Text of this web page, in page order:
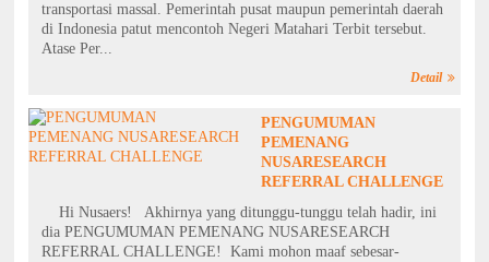
transportasi massal. Pemerintah pusat maupun pemerintah daerah
di Indonesia patut mencontoh Negeri Matahari Terbit tersebut.
Atase Per...
Detail
PENGUMUMAN
PEMENANG
NUSARESEARCH
REFERRAL CHALLENGE
Hi Nusaers! Akhirnya yang ditunggu-tunggu telah hadir, ini
dia PENGUMUMAN PEMENANG NUSARESEARCH
REFERRAL CHALLENGE! Kami mohon maaf sebesar-